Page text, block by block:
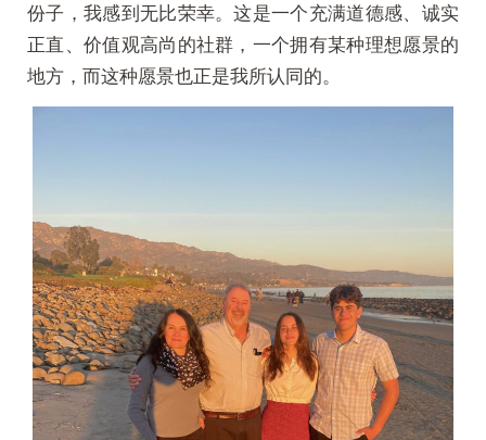
份子，我感到无比荣幸。这是一个充满道德感、诚实
正直、价值观高尚的社群，一个拥有某种理想愿景的
地方，而这种愿景也正是我所认同的。